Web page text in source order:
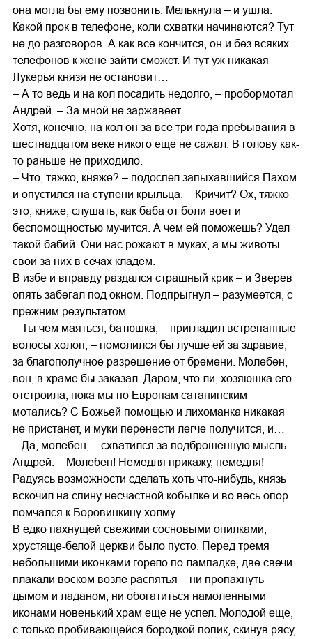
она могла бы ему позвонить. Мелькнула – и ушла.
Какой прок в телефоне, коли схватки начинаются? Тут
не до разговоров. А как все кончится, он и без всяких
телефонов к жене зайти сможет. И тут уж никакая
Лукерья князя не остановит…
– А то ведь и на кол посадить недолго, – пробормотал
Андрей. – За мной не заржавеет.
Хотя, конечно, на кол он за все три года пребывания в
шестнадцатом веке никого еще не сажал. В голову как-
то раньше не приходило.
– Что, тяжко, княже? – подоспел запыхавшийся Пахом
и опустился на ступени крыльца. – Кричит? Ох, тяжко
это, княже, слушать, как баба от боли воет и
беспомощностью мучится. А чем ей поможешь? Удел
такой бабий. Они нас рожают в муках, а мы животы
свои за них в сечах кладем.
В избе и вправду раздался страшный крик – и Зверев
опять забегал под окном. Подпрыгнул – разумеется, с
прежним результатом.
– Ты чем маяться, батюшка, – пригладил встрепанные
волосы холоп, – помолился бы лучше ей за здравие,
за благополучное разрешение от бремени. Молебен,
вон, в храме бы заказал. Даром, что ли, хозяюшка его
отстроила, пока мы по Европам сатанинским
мотались? С Божьей помощью и лихоманка никакая
не пристанет, и муки перенести легче получится, и…
– Да, молебен, – схватился за подброшенную мысль
Андрей. – Молебен! Немедля прикажу, немедля!
Радуясь возможности сделать хоть что-нибудь, князь
вскочил на спину несчастной кобылке и во весь опор
помчался к Боровинкину холму.
В едко пахнущей свежими сосновыми опилками,
хрустяще-белой церкви было пусто. Перед тремя
небольшими иконками горело по лампадке, две свечи
плакали воском возле распятья – ни пропахнуть
дымом и ладаном, ни обогатиться намоленными
иконами новенький храм еще не успел. Молодой еще,
с только пробивающейся бородкой попик, скинув рясу,